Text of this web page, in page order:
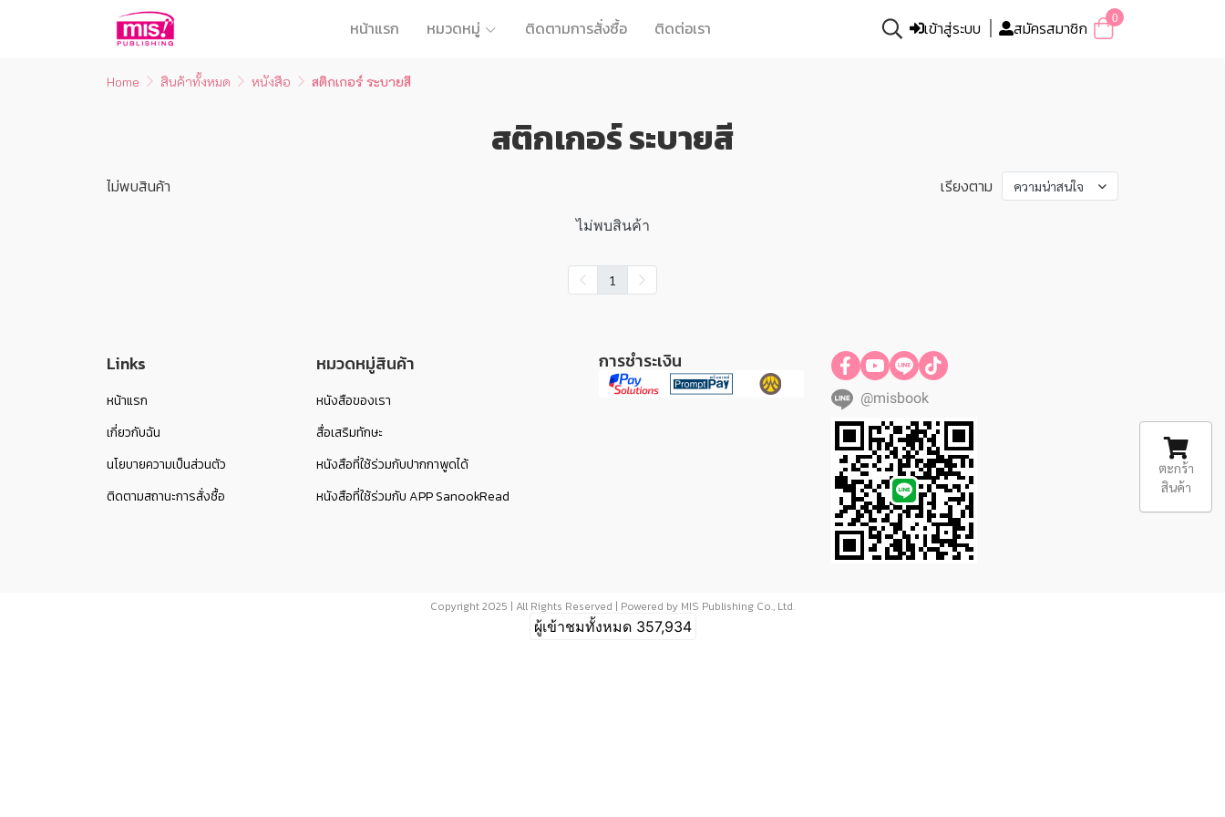
หน้าแรก หมวดหมู่ ติดตามการสั่งซื้อ ติดต่อเรา เข้าสู่ระบบ สมัครสมาชิก 0
Home สินค้าทั้งหมด หนังสือ สติกเกอร์ ระบายสี
สติกเกอร์ ระบายสี
ไม่พบสินค้า เรียงตาม ความน่าสนใจ
ไม่พบสินค้า
1
Links
หน้าแรก
เกี่ยวกับฉัน
นโยบายความเป็นส่วนตัว
ติดตามสถานะการสั่งซื้อ
หมวดหมู่สินค้า
หนังสือของเรา
สื่อเสริมทักษะ
หนังสือที่ใช้ร่วมกับปากกาพูดได้
หนังสือที่ใช้ร่วมกับ APP SanookRead
การชำระเงิน
@misbook
Copyright 2025 | All Rights Reserved | Powered by MIS Publishing Co., Ltd.
ผู้เข้าชมทั้งหมด 357,934
ตะกร้า
สินค้า